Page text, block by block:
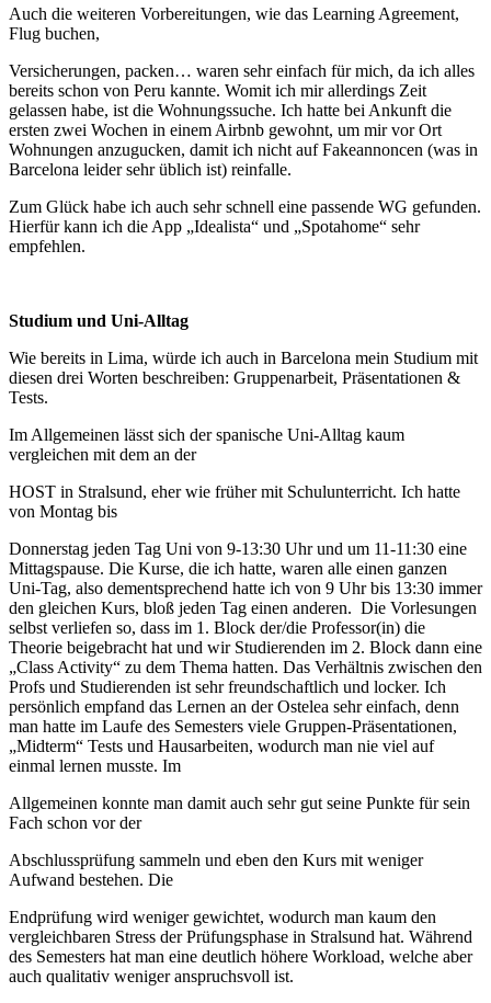
Auch die weiteren Vorbereitungen, wie das Learning Agreement,
Flug buchen,
Versicherungen, packen… waren sehr einfach für mich, da ich alles
bereits schon von Peru kannte. Womit ich mir allerdings Zeit
gelassen habe, ist die Wohnungssuche. Ich hatte bei Ankunft die
ersten zwei Wochen in einem Airbnb gewohnt, um mir vor Ort
Wohnungen anzugucken, damit ich nicht auf Fakeannoncen (was in
Barcelona leider sehr üblich ist) reinfalle.
Zum Glück habe ich auch sehr schnell eine passende WG gefunden.
Hierfür kann ich die App „Idealista“ und „Spotahome“ sehr
empfehlen.
Studium und Uni-Alltag
Wie bereits in Lima, würde ich auch in Barcelona mein Studium mit
diesen drei Worten beschreiben: Gruppenarbeit, Präsentationen &
Tests.
Im Allgemeinen lässt sich der spanische Uni-Alltag kaum
vergleichen mit dem an der
HOST in Stralsund, eher wie früher mit Schulunterricht. Ich hatte
von Montag bis
Donnerstag jeden Tag Uni von 9-13:30 Uhr und um 11-11:30 eine
Mittagspause. Die Kurse, die ich hatte, waren alle einen ganzen
Uni-Tag, also dementsprechend hatte ich von 9 Uhr bis 13:30 immer
den gleichen Kurs, bloß jeden Tag einen anderen. Die Vorlesungen
selbst verliefen so, dass im 1. Block der/die Professor(in) die
Theorie beigebracht hat und wir Studierenden im 2. Block dann eine
„Class Activity“ zu dem Thema hatten. Das Verhältnis zwischen den
Profs und Studierenden ist sehr freundschaftlich und locker. Ich
persönlich empfand das Lernen an der Ostelea sehr einfach, denn
man hatte im Laufe des Semesters viele Gruppen-Präsentationen,
„Midterm“ Tests und Hausarbeiten, wodurch man nie viel auf
einmal lernen musste. Im
Allgemeinen konnte man damit auch sehr gut seine Punkte für sein
Fach schon vor der
Abschlussprüfung sammeln und eben den Kurs mit weniger
Aufwand bestehen. Die
Endprüfung wird weniger gewichtet, wodurch man kaum den
vergleichbaren Stress der Prüfungsphase in Stralsund hat. Während
des Semesters hat man eine deutlich höhere Workload, welche aber
auch qualitativ weniger anspruchsvoll ist.